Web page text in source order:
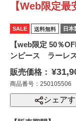
【Web限定
SALE 送料無料 日本
【web限定 50％
ンピース ラーレ
販売価格：
商品番号：250105506
シェア